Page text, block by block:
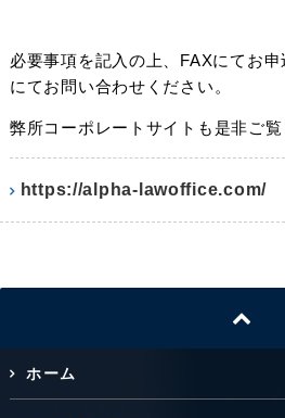
必要事項を記入の上、FAXにてお
にてお問い合わせください。
弊所コーポレートサイトも是非ご覧
https://alpha-lawoffice.com/
ホーム